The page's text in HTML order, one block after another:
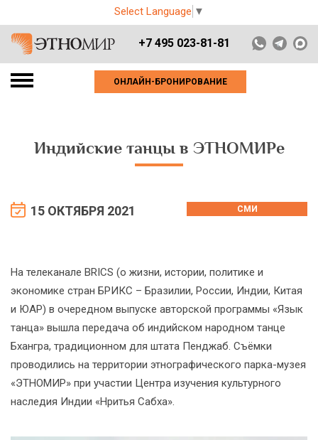
Select Language ▼
+7 495 023-81-81
ОНЛАЙН-БРОНИРОВАНИЕ
Индийские танцы в ЭТНОМИРе
15 ОКТЯБРЯ 2021 СМИ
На телеканале BRICS (о жизни, истории, политике и
экономике стран БРИКС – Бразилии, России, Индии, Китая
и ЮАР) в очередном выпуске авторской программы «Язык
танца» вышла передача об индийском народном танце
Бхангра, традиционном для штата Пенджаб. Съёмки
проводились на территории этнографического парка-музея
«ЭТНОМИР» при участии Центра изучения культурного
наследия Индии «Нритья Сабха».